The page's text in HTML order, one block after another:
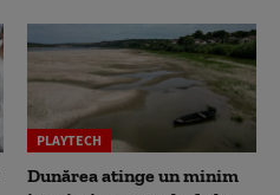
PLAYTECH
Dunărea atinge un minim